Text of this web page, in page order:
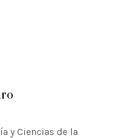
y Ciencias de la